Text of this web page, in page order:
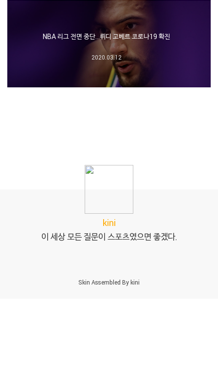
NBA 리그 전면 중단…뤼디 고베르 코로나19 확진
2020.03.12
kini
이 세상 모든 질문이 스포츠였으면 좋겠다.
Skin Assembled Bykini